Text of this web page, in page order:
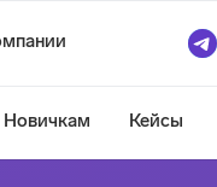
Новичкам Кейсы